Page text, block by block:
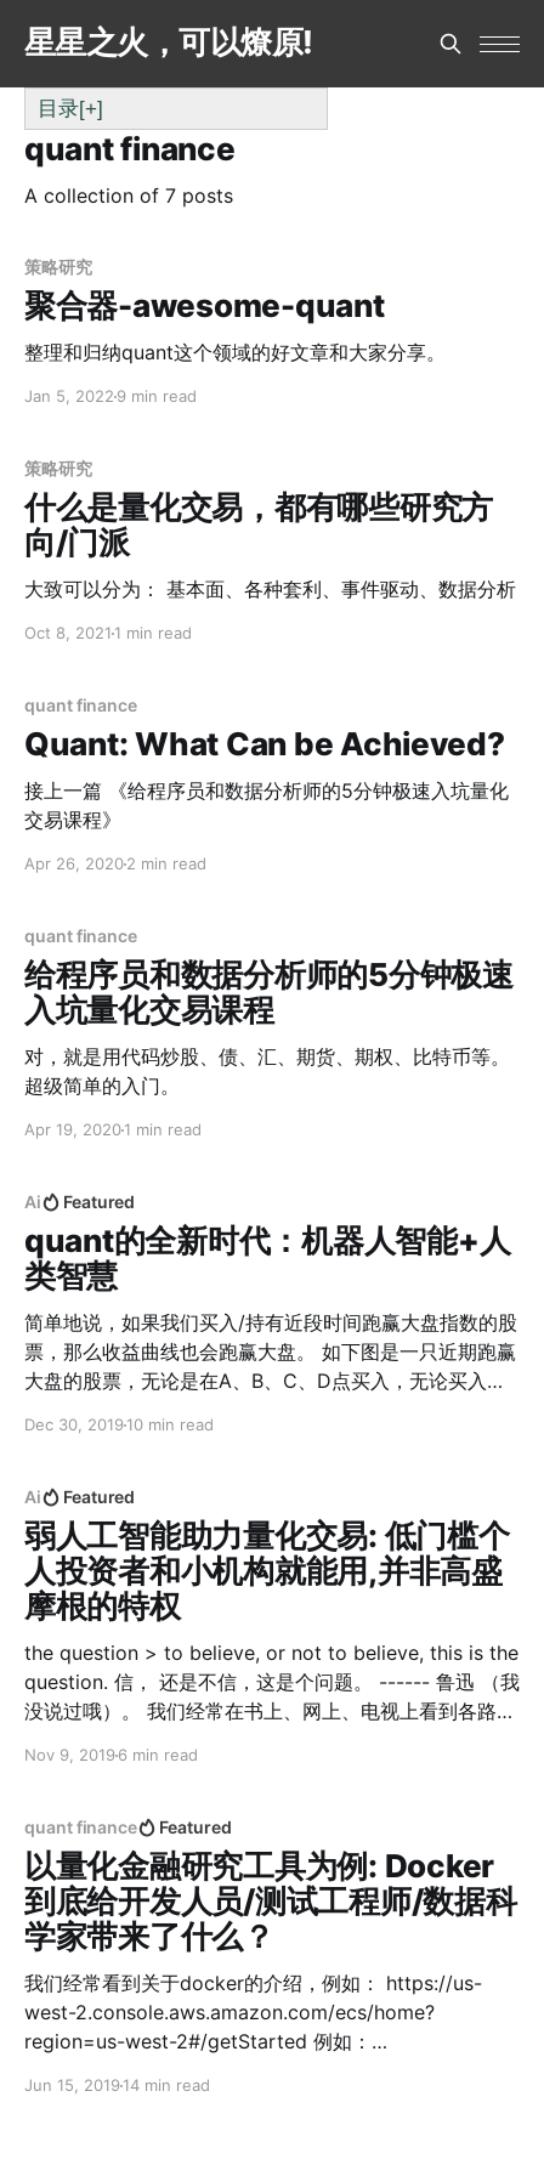
星星之火，可以燎原!
目录[+]
quant finance
A collection of 7 posts
策略研究
聚合器-awesome-quant
整理和归纳quant这个领域的好文章和大家分享。
Jan 5, 2022 9 min read
策略研究
什么是量化交易，都有哪些研究方
向/门派
大致可以分为： 基本面、各种套利、事件驱动、数据分析
Oct 8, 2021 1 min read
quant finance
Quant: What Can be Achieved?
接上一篇 《给程序员和数据分析师的5分钟极速入坑量化
交易课程》
Apr 26, 20202 min read
quant finance
给程序员和数据分析师的5分钟极速
入坑量化交易课程
对，就是用代码炒股、债、汇、期货、期权、比特币等。
超级简单的入门。
Apr 19, 20201 min read
Ai Featured
quant的全新时代：机器人智能+人
类智慧
简单地说，如果我们买入/持有近段时间跑赢大盘指数的股
票，那么收益曲线也会跑赢大盘。 如下图是一只近期跑赢
大盘的股票，无论是在A、B、C、D点买入，无论买入点
大师们口中的金叉、死叉、OOXX、X叉，无论是打算做长
赢大盘指数的🙂。 相反，如果我们买入/持有近段时间跑
输大盘指数的股票。。。基本面、技术面、消息面、X
面。。。金叉、死叉、OOXX、X叉。。。长线、短线、X
线，在个股跑输大盘期间，收益曲线都是跑输大盘指数的
🙂。 总的来说 买入/持有近段时间跑赢大盘指数的股票，
那么收益曲线也会跑赢大盘； 买入/持有近段时间跑输大
盘指数的股票，那么收益曲线也会跑输大盘指数<- 天呐，
这不是21世纪最废的废话了吗？？！！ 没错，这篇文章就
什么原因买入）的股票在近期是跑赢大盘的，并且在股票
间，但只要它跑输大盘就要卖出了，避免它拖累收益曲线
Dec 30, 2019 10 min read
Ai Featured
弱人工智能助力量化交易: 低门槛个
人投资者和小机构就能用,并非高盛
摩根的特权
the question > to believe, or not to believe, this is the
question. 信， 还是不信，这是个问题。 ------ 鲁迅 （我
没说过哦）。 我们经常在书上、网上、电视上看到各路股
> 跳空缺口是指股价开盘价高于昨天的最高价或低于昨天
是很快被回补，价格在几天之内就会回补 突破缺口：当价
格和成交量伴随跳空（向上或者向下）跳出震荡区，则预
示着新趋势的形成 衰竭缺口：缺口没有很快回补，走势也
反复无常，最终慢慢的回补缺口，预示着市场走势将可能
剧烈的反转 信还是不信，这本身就已经是个问题了。 再
说，即便是信，比如： 如果上周有一个向上跳空6%的缺
口，它是否有支撑力度呢？ 如果缺口出现在两个月前呢，
还有支撑力度吗？ 如果缺口出现在12个月前呢？ 或者这
个缺口只是跳空了1%呢，
Nov 9, 2019 6 min read
quant finance Featured
以量化金融研究工具为例: Docker
到底给开发人员/测试工程师/数据科
学家带来了什么？
我们经常看到关于docker的介绍，例如： https://us-
west-2.console.aws.amazon.com/ecs/home?
region=us-west-2#/getStarted 例如：
https://www.aliyun.com/product/containerservice# 听
Jun 15, 2019 14 min read